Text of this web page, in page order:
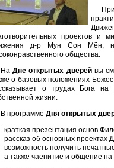
проектов и
д-р Мун Сон Мён,
общества.
НаДне открытых дверей вы
о базовых положениях
о трудах Бога
жизни.
В программе Дня открытых
краткая презентация основ
рассказ об основных
возможность получить
а также чаепитие и общение